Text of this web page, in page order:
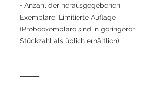
• Anzahl der herausgegebenen
Exemplare: Limitierte Auflage
(Probeexemplare sind in geringerer
Stückzahl als üblich erhältlich)
⸻